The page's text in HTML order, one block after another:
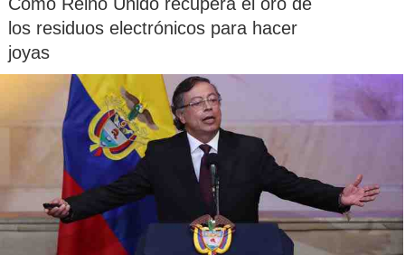
los residuos electrónicos para hacer
joyas